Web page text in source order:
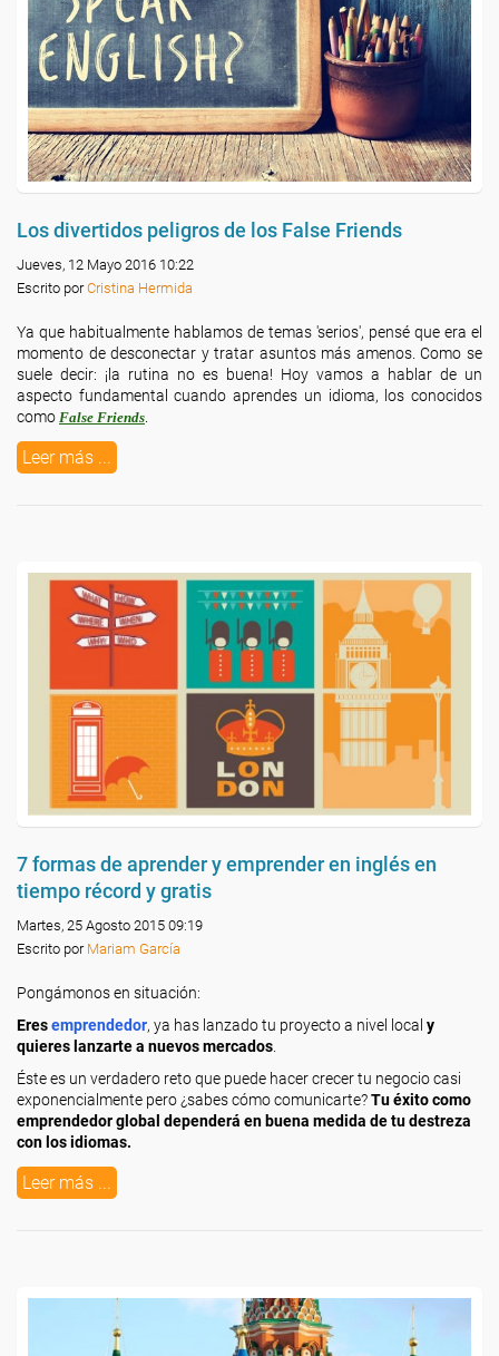
Los divertidos peligros de los False Friends
Jueves, 12 Mayo 2016 10:22
Escrito porCristina Hermida
Ya que habitualmente hablamos de temas 'serios', pensé que era el
momento de desconectar y tratar asuntos más amenos. Como se
suele decir: ¡la rutina no es buena! Hoy vamos a hablar de un
aspecto fundamental cuando aprendes un idioma, los conocidos
como False Friends
Leer más ...
7 formas de aprender y emprender en inglés en
tiempo récord y gratis
Martes, 25 Agosto 2015 09:19
Escrito por Mariam García
Pongámonos en situación:
Eresemprendedor, ya has lanzado tu proyecto a nivel local y
quieres lanzarte a nuevos mercados
Éste es un verdadero reto que puede hacer crecer tu negocio casi
exponencialmente pero ¿sabes cómo comunicarte?Tu éxito como
emprendedor global dependerá en buena medida de tu destreza
con los idiomas.
Leer más ...